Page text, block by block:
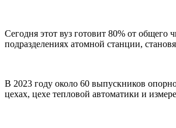
Сегодня этот вуз готовит 80% от
подразделениях атомной станции,
В 2023 году около 60 выпускников
цехах, цехе тепловой автоматики и